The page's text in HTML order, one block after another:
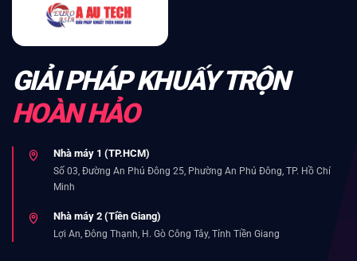
GIẢI PHÁP KHUẤY TRỘN
HOÀN HẢO
Nhà máy 1 (TP.HCM)
Số 03, Đường An Phú Đông 25, Phường An Phú Đông, TP. Hồ Chí
Minh
Nhà máy 2 (Tiền Giang)
Lợi An, Đông Thạnh, H. Gò Công Tây, Tỉnh Tiền Giang